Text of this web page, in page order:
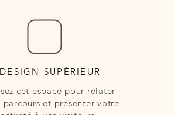
DESIGN SUPÉRIEUR
cet espace pour relater
parcours et présenter votre